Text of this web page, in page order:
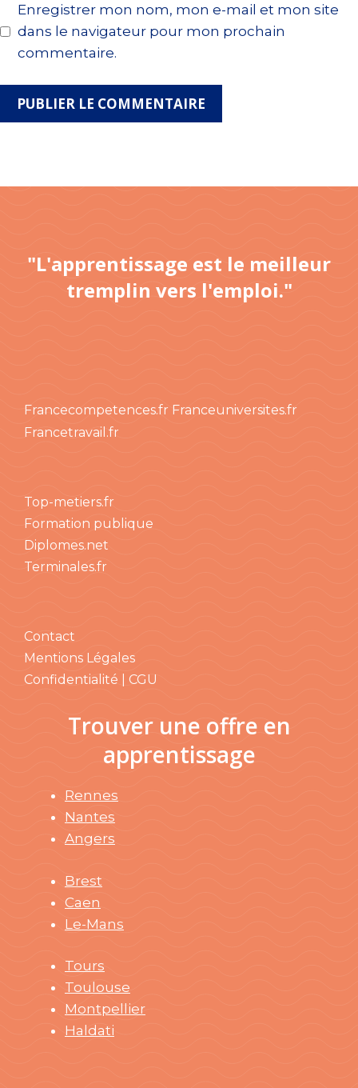
Enregistrer mon nom, mon e-mail et mon site
dans le navigateur pour mon prochain
commentaire.
"L'apprentissage est le meilleur
tremplin vers l'emploi."
Francecompetences.fr Franceuniversites.fr
Francetravail.fr
Top-metiers.fr
Formation publique
Diplomes.net
Terminales.fr
Contact
Mentions Légales
Confidentialité | CGU
Trouver une offre en
apprentissage
Rennes
Nantes
Angers
Brest
Caen
Le-Mans
Tours
Toulouse
Montpellier
Haldati